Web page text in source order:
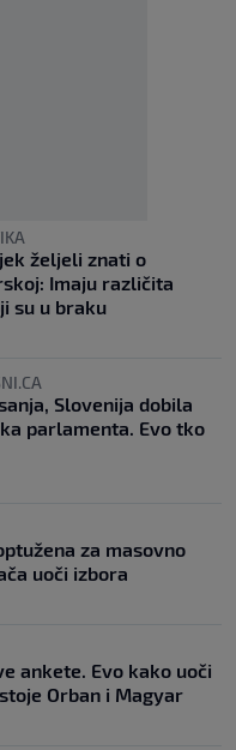
željeli znati o
Imaju različita
su u braku
Slovenija dobila
parlamenta. Evo tko
za masovno
uoči izbora
ankete. Evo kako uoči
Orban i Magyar